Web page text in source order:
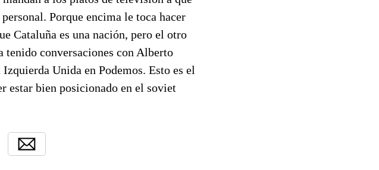
Porque encima le toca hacer
Cataluña es una nación, pero el otro
tenido conversaciones con Alberto
Unida en Podemos. Esto es el
estar bien posicionado en el soviet